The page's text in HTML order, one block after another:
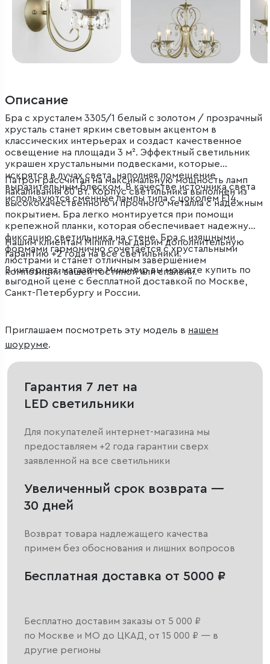
Описание
Бра с хрусталем 3305/1 белый с золотом / прозрачный
хрусталь станет ярким световым акцентом в
классических интерьерах и создаст качественное
освещение на площади 3 м². Эффектный светильник
украшен хрустальными подвесками, которые
искрятся в лучах света, наполняя помещение
выразительным блеском. В качестве источника света
используются сменные лампы типа с цоколем E14.
Патрон рассчитан на максимальную мощность ламп
накаливания 60 Вт. Корпус светильника выполнен из
высококачественного и прочного металла с надежным
покрытием. Бра легко монтируется при помощи
крепежной планки, которая обеспечивает надежную
фиксацию светильника на стене. Бра с изящными
формами гармонично сочетается с хрустальными
люстрами и станет отличным завершением
композиции вашей гостиной или спальни.
Нашим клиентам Minimir мы дарим дополнительную
гарантию +2 года на все светильники.
В интернет-магазине Минимир вы можете купить по
выгодной цене с бесплатной доставкой по Москве,
Санкт-Петербургу и России.
Приглашаем посмотреть эту модель в нашем
шоуруме.
Гарантия 7 лет на
LED светильники
Для покупателей интернет-магазина мы
предоставляем +2 года гарантии сверх
заявленной на все светильники
Увеличенный срок возврата —
30 дней
Возврат товара надлежащего качества
примем без обоснования и лишних вопросов
Бесплатная доставка от 5000 ₽
Бесплатно доставим заказы от 5 000 ₽
по Москве и МО до ЦКАД, от 15 000 ₽ — в
другие регионы